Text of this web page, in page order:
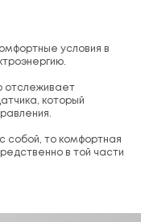
условия в
отслеживает
который
собой, то комфортная
в той части